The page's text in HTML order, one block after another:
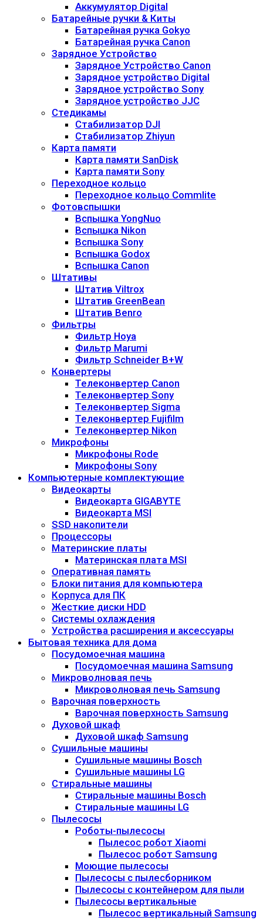
Аккумулятор Digital
Батарейные ручки & Киты
Батарейная ручка Gokyo
Батарейная ручка Canon
Зарядное Устройство
Зарядное Устройство Canon
Зарядное устройство Digital
Зарядное устройство Sony
Зарядное устройство JJC
Стедикамы
Стабилизатор DJI
Стабилизатор Zhiyun
Карта памяти
Карта памяти SanDisk
Карта памяти Sony
Переходное кольцо
Переходное кольцо Commlite
Фотовспышки
Вспышка YongNuo
Вспышка Nikon
Вспышка Sony
Вспышка Godox
Вспышка Canon
Штативы
Штатив Viltrox
Штатив GreenBean
Штатив Benro
Фильтры
Фильтр Hoya
Фильтр Marumi
Фильтр Schneider B+W
Конвертеры
Телеконвертер Canon
Телеконвертер Sony
Телеконвертер Sigma
Телеконвертер Fujifilm
Телеконвертер Nikon
Микрофоны
Микрофоны Rode
Микрофоны Sony
Компьютерные комплектующие
Видеокарты
Видеокарта GIGABYTE
Видеокарта MSI
SSD накопители
Процессоры
Материнские платы
Материнская плата MSI
Оперативная память
Блоки питания для компьютера
Корпуса для ПК
Жесткие диски HDD
Системы охлаждения
Устройства расширения и аксессуары
Бытовая техника для дома
Посудомоечная машина
Посудомоечная машина Samsung
Микроволновая печь
Микроволновая печь Samsung
Варочная поверхность
Варочная поверхность Samsung
Духовой шкаф
Духовой шкаф Samsung
Сушильные машины
Сушильные машины Bosch
Сушильные машины LG
Стиральные машины
Стиральные машины Bosch
Стиральные машины LG
Пылесосы
Роботы-пылесосы
Пылесос робот Xiaomi
Пылесос робот Samsung
Моющие пылесосы
Пылесосы с пылесборником
Пылесосы с контейнером для пыли
Пылесосы вертикальные
Пылесос вертикальный Samsung